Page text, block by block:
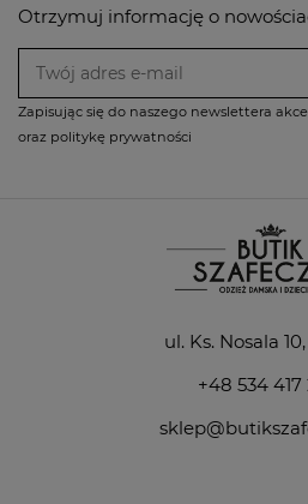
Otrzymuj informację o
Zapisując się do naszego newslettera
oraz politykę prywatności
ul. Ks. Nosala
+48 534 417